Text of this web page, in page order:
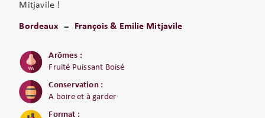
Mitjavile !
Bordeaux François & Emilie Mitjavile
Arômes :
Fruité Puissant Boisé
Conservation :
A boire et à garder
Format :